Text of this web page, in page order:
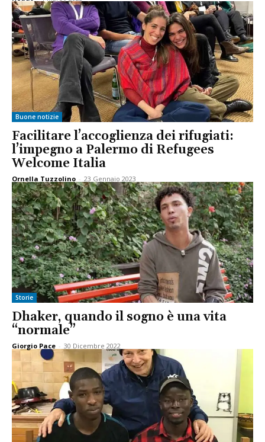
Buone notizie
Facilitare l’accoglienza dei rifugiati:
l’impegno a Palermo di Refugees
Welcome Italia
Ornella Tuzzolino - 23 Gennaio 2023
Storie
Dhaker, quando il sogno è una vita
“normale”
Giorgio Pace - 30 Dicembre 2022